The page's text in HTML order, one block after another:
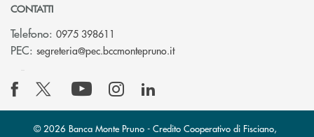
CONTATTI
Telefono: 0975 398611
PEC: segreteria@pec.bccmontepruno.it(si apre l’app di posta
© 2026 Banca Monte Pruno - Credito Cooperativo di Fisciano,